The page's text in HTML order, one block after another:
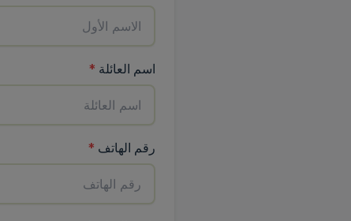
اسم العائلة *
رقم الهاتف *